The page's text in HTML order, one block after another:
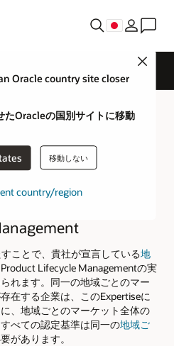
Oracle country site closer
たOracleの国別サイトに移動
移動しない
country/region
ことで、貴社が宣言している地
Lifecycle Managementの実
れます。同一の地域ごとのマー
在する企業は、このExpertiseに
、地域ごとのマーケット全体の
べての認定基準は同一の地域ご
があります。